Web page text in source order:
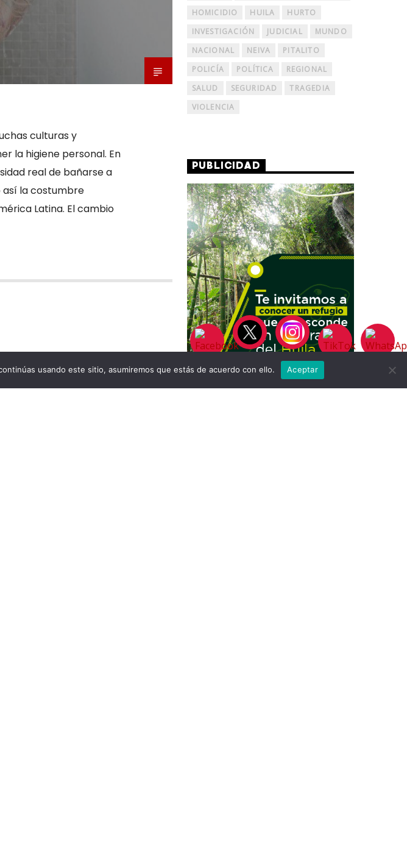
culturas y
la higiene personal. En
real de bañarse a
así la costumbre
Latina. El cambio
HOMICIDIO
HUILA
HURTO
INVESTIGACIÓN
JUDICIAL
MUNDO
NACIONAL
NEIVA
PITALITO
POLICÍA
POLÍTICA
REGIONAL
SALUD
SEGURIDAD
TRAGEDIA
VIOLENCIA
PUBLICIDAD
usando este sitio, asumiremos que estás de acuerdo con ello. Aceptar